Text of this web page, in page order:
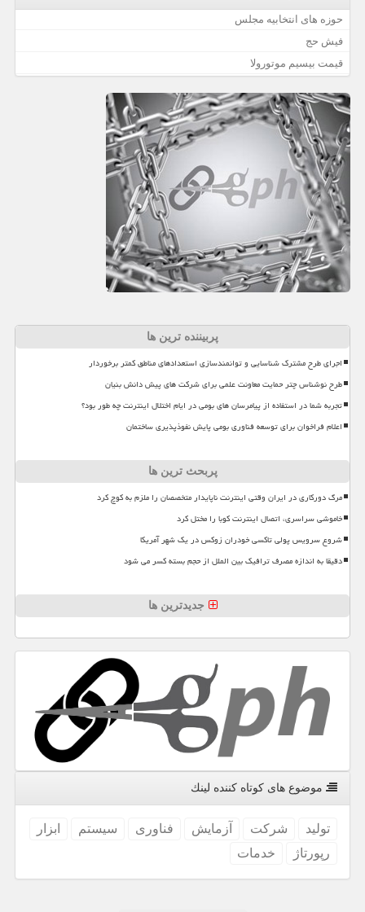
حوزه های انتخابیه مجلس
فیش حج
قیمت بیسیم موتورولا
پربیننده ترین ها
اجرای طرح مشترک شناسایی و توانمندسازی استعدادهای مناطق کمتر برخوردار
طرح نوشناس چتر حمایت معاونت علمی برای شرکت های پیش دانش بنیان
تجربه شما در استفاده از پیامرسان های بومی در ایام اختلال اینترنت چه طور بود؟
اعلام فراخوان برای توسعه فناوری بومی پایش نفوذپذیری ساختمان
پربحث ترین ها
مرگ دورکاری در ایران وقتی اینترنت ناپایدار متخصصان را ملزم به کوچ کرد
خاموشی سراسری، اتصال اینترنت کوبا را مختل کرد
شروع سرویس پولی تاکسی خودران زوکس در یک شهر آمریکا
دقیقا به اندازه مصرف ترافیک بین الملل از حجم بسته کسر می شود
جدیدترین ها
موضوع های كوتاه كننده لینك
تولید شركت آزمایش فناوری سیستم
ابزار
رپورتاژ
خدمات